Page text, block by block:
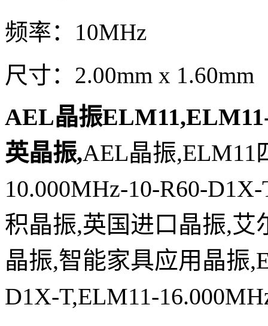
频率：10MHz
尺寸：2.00mm x 1.60mm
AEL晶振
英晶振,AEL晶振,ELM11
10.000MHz-10-R60-
积晶振,英国进口晶振,艾
晶振,智能家具应用晶振
D1X-T,ELM11-